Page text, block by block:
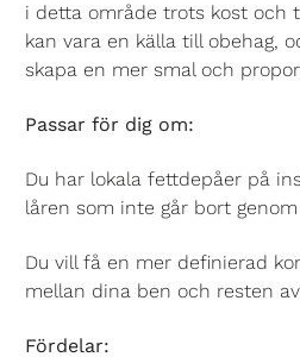
i detta område trots kost och
kan vara en källa till obehag,
skapa en mer smal och
Passar för dig om:
Du har lokala fettdepåer på
låren som inte går bort
Du vill få en mer definierad
mellan dina ben och resten
Fördelar: